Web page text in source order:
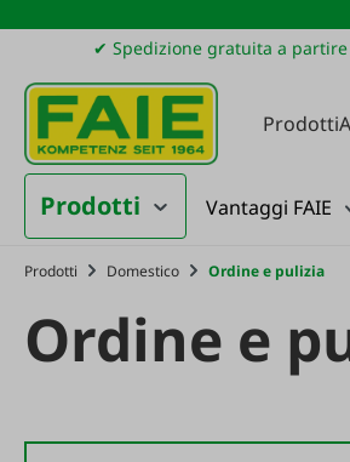
al contenuto principale
Salta alla ricerca
Passa alla navigazione principale
✔ Spedizione gratuita a partire
Prodotti
Prodotti Vantaggi FAIE
Prodotti Domestico Ordine e pulizia
Ordine e